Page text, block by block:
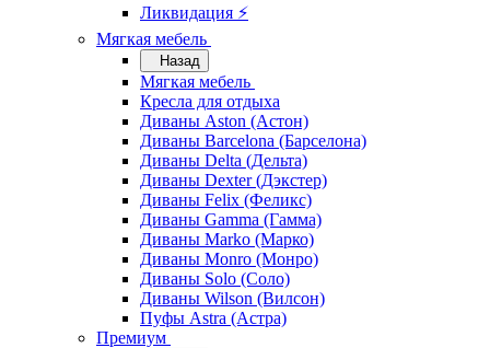
Ликвидация ⚡
Мягкая мебель
Назад
Мягкая мебель
Кресла для отдыха
Диваны Aston (Астон)
Диваны Barcelona (Барселона)
Диваны Delta (Дельта)
Диваны Dexter (Дэкстер)
Диваны Felix (Феликс)
Диваны Gamma (Гамма)
Диваны Marko (Марко)
Диваны Monro (Монро)
Диваны Solo (Соло)
Диваны Wilson (Вилсон)
Пуфы Astra (Астра)
Премиум